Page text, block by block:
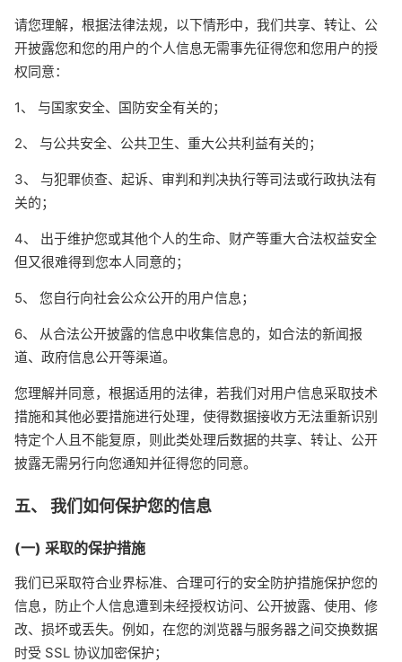
请您理解，根据法律法规，以下情形中，我们共享、转让、公
开披露您和您的用户的个人信息无需事先征得您和您用户的授
权同意：
1、 与国家安全、国防安全有关的；
2、 与公共安全、公共卫生、重大公共利益有关的；
3、 与犯罪侦查、起诉、审判和判决执行等司法或行政执法有
关的；
4、 出于维护您或其他个人的生命、财产等重大合法权益安全
但又很难得到您本人同意的；
5、 您自行向社会公众公开的用户信息；
6、 从合法公开披露的信息中收集信息的，如合法的新闻报
道、政府信息公开等渠道。
您理解并同意，根据适用的法律，若我们对用户信息采取技术
措施和其他必要措施进行处理，使得数据接收方无法重新识别
特定个人且不能复原，则此类处理后数据的共享、转让、公开
披露无需另行向您通知并征得您的同意。
五、 我们如何保护您的信息
(一) 采取的保护措施
我们已采取符合业界标准、合理可行的安全防护措施保护您的
信息，防止个人信息遭到未经授权访问、公开披露、使用、修
改、损坏或丢失。例如，在您的浏览器与服务器之间交换数据
时受 SSL 协议加密保护；